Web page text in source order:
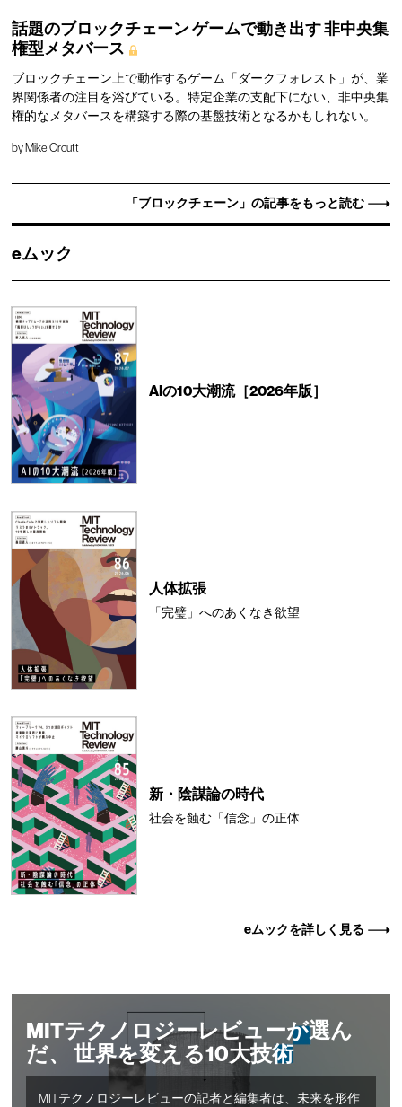
話題のブロックチェーンゲームで動き出す非中央集
権型メタバース
ブロックチェーン上で動作するゲーム「ダークフォレスト」が、業
界関係者の注目を浴びている。特定企業の支配下にない、非中央集
権的なメタバースを構築する際の基盤技術となるかもしれない。
byMike Orcutt
「ブロックチェーン」の記事をもっと読む
eムック
AIの10大潮流［2026年版］
人体拡張
「完璧」へのあくなき欲望
新・陰謀論の時代
社会を蝕む「信念」の正体
eムックを詳しく見る
MITテクノロジーレビューが選ん
だ、 世界を変える10大技術
MITテクノロジーレビューの記者と編集者は、未来を形作